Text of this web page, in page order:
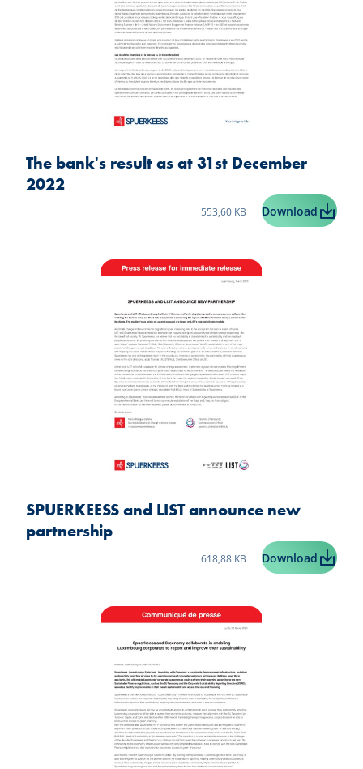
The bank's result as at 31st December
2022
Taille du fichier:
553,60 KB Download The
SPUERKEESS and LIST announce new
partnership
Taille du fichier:
618,88 KB Download